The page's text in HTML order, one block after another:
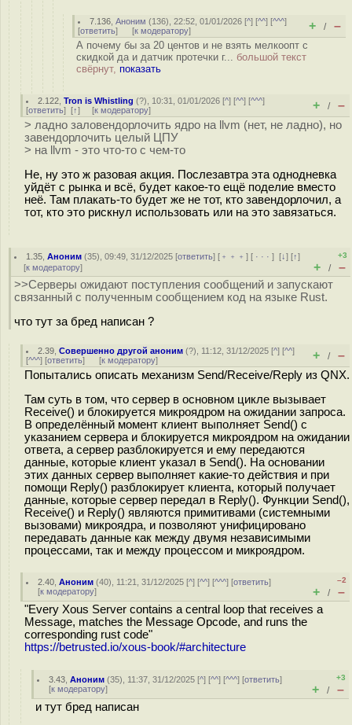
7.136 ,Аноним (136), 22:52, 01/01/2026 [^] [^^] [^^^]
[ответить] [к модератору] + / –
А почему бы за 20 центов и не взять мелкоопт с
скидкой да и датчик протечки г... большой текст
свёрнут, показать
2.122 ,Tron is Whistling (?), 10:31, 01/01/2026 [^] [^^] [^^^]
[ответить] [↑] [к модератору] + / –
> ладно заловендорлочить ядро на llvm (нет, не ладно), но
завендорлочить целый ЦПУ
> на llvm - это что-то с чем-то
Не, ну это ж разовая акция. Послезавтра эта однодневка
уйдёт с рынка и всё, будет какое-то ещё поделие вместо
неё. Там плакать-то будет же не тот, кто завендорлочил, а
тот, кто это рискнул использовать или на это завязаться.
1.35 ,Аноним (35), 09:49, 31/12/2025 [ответить] [ ﹢﹢﹢] [ · · ·][↓] [↑]
[к модератору]
+3
+ / –
>>Серверы ожидают поступления сообщений и запускают
связанный c полученным сообщением код на языке Rust.
что тут за бред написан ?
2.39 ,Совершенно другой аноним (?), 11:12, 31/12/2025 [^] [^^]
[^^^] [ответить] [к модератору] + / –
Попытались описать механизм Send/Receive/Reply из QNX.
Там суть в том, что сервер в основном цикле вызывает
Receive() и блокируется микроядром на ожидании запроса.
В определённый момент клиент выполняет Send() с
указанием сервера и блокируется микроядром на ожидании
ответа, а сервер разблокируется и ему передаются
данные, которые клиент указал в Send(). На основании
этих данных сервер выполняет какие-то действия и при
помощи Reply() разблокирует клиента, который получает
данные, которые сервер передал в Reply(). Функции Send(),
Receive() и Reply() являются примитивами (системными
вызовами) микроядра, и позволяют унифицировано
передавать данные как между двумя независимыми
процессами, так и между процессом и микроядром.
2.40 ,Аноним (40), 11:21, 31/12/2025 [^] [^^] [^^^] [ответить]
[к модератору]
–2
+ / –
"Every Xous Server contains a central loop that receives a
Message, matches the Message Opcode, and runs the
corresponding rust code"
https://betrusted.io/xous-book/#architecture
3.43 ,Аноним (35), 11:37, 31/12/2025 [^] [^^] [^^^] [ответить]
[к модератору]
+3
+ / –
и тут бред написан